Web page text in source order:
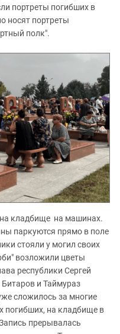
портреты погибших в
носят портреты
полк".
кладбище на машинах.
паркуются прямо в поле
стояли у могил своих
возложили цветы
республики Сергей
и Таймураз
сложилось за многие
погибших, на кладбище в
прерывалась